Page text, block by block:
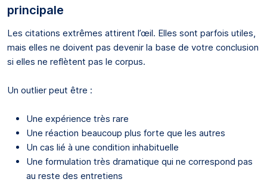
principale
Les citations extrêmes attirent l’œil. Elles sont parfois utiles,
mais elles ne doivent pas devenir la base de votre conclusion
si elles ne reflètent pas le corpus.
Un outlier peut être :
Une expérience très rare
Une réaction beaucoup plus forte que les autres
Un cas lié à une condition inhabituelle
Une formulation très dramatique qui ne correspond pas
au reste des entretiens